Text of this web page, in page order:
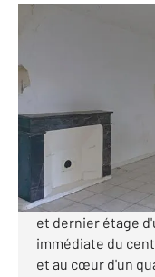
105
Visiter le site dédié
En exclusivité!
et dernier étage
immédiate du
et au cœur d'un